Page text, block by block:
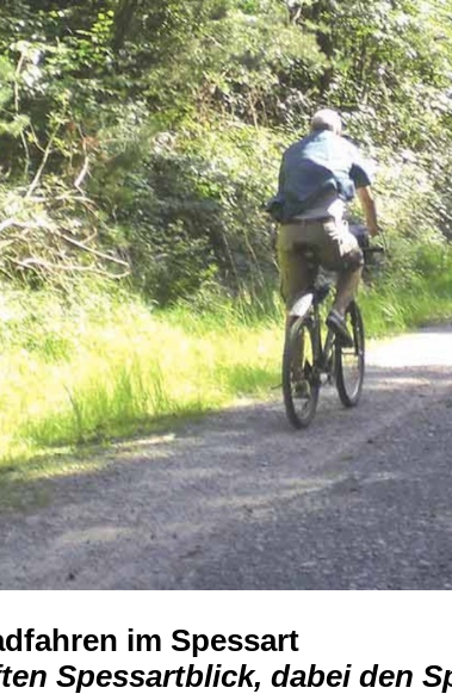
im Spessart
Spessartblick, dabei den